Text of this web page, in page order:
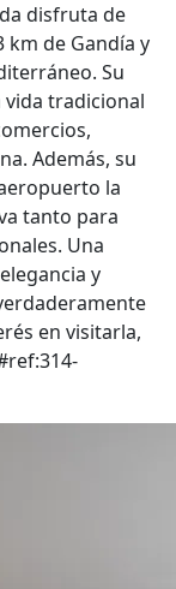
disfruta de
km de Gandía y
Su
tradicional
Además, su
la
tanto para
Una
y
en visitarla,